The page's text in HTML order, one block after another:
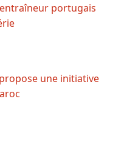
entraîneur portugais
une initiative